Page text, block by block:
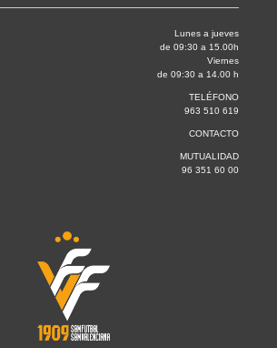
Lunes a jueves
de 09:30 a 15.00h
Viernes
de 09:30 a 14.00 h
TELÉFONO
963 510 619
CONTACTO
MUTUALIDAD
96 351 60 00